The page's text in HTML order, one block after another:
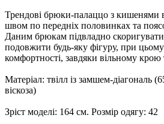
Трендові брюки-палаццо з кишенями
швом по передніх половинках та
Даним брюкам підвладно
подовжити будь-яку фігуру, при
комфортності, завдяки вільному крою
Матеріал: твілл із замшем-діагональ
віскоза)
Зріст моделі: 164 см. Розмір одягу: 42